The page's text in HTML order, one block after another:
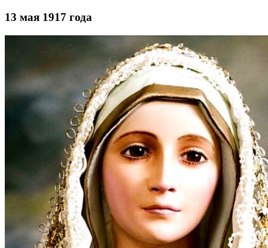
13 мая 1917 года